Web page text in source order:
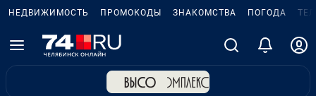
НЕДВИЖИМОСТЬ ПРОМОКОДЫ ЗНАКОМСТВА ПОГОДА